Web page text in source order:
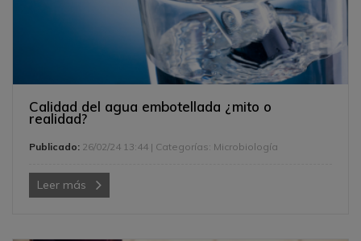
Calidad del agua embotellada ¿mito o
realidad?
Publicado: 26/02/24 13:44 | Categorías: Microbiología
Leer más